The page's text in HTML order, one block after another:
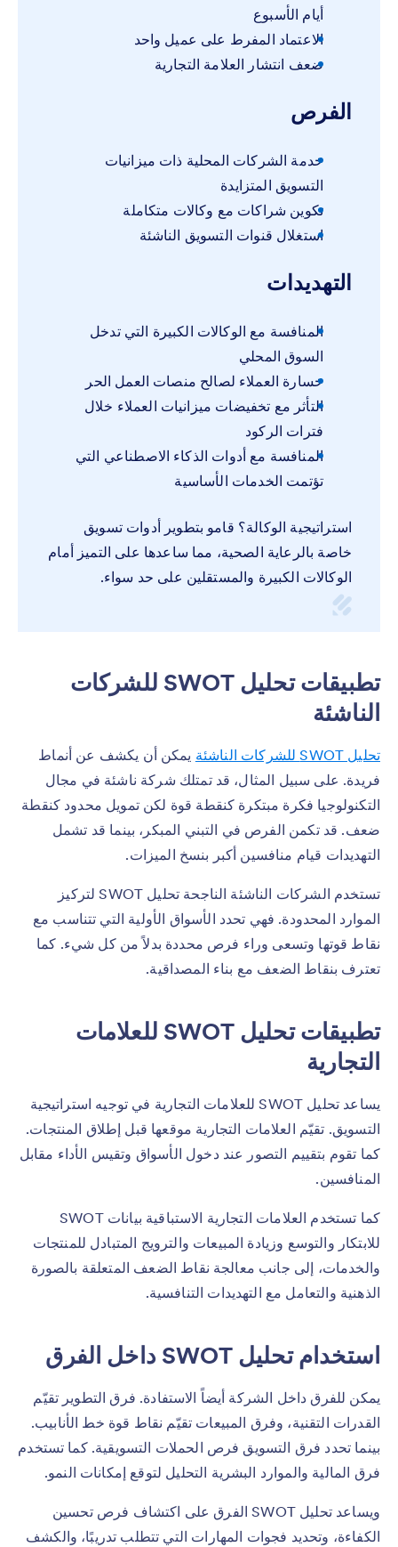
أيام الأسبوع
الاعتماد المفرط على عميل واحد
ضعف انتشار العلامة التجارية
الفرص
خدمة الشركات المحلية ذات ميزانيات
التسويق المتزايدة
تكوين شراكات مع وكالات متكاملة
استغلال قنوات التسويق الناشئة
التهديدات
المنافسة مع الوكالات الكبيرة التي تدخل
السوق المحلي
خسارة العملاء لصالح منصات العمل الحر
التأثر مع تخفيضات ميزانيات العملاء خلال
فترات الركود
المنافسة مع أدوات الذكاء الاصطناعي التي
تؤتمت الخدمات الأساسية
استراتيجية الوكالة؟ قامو بتطوير أدوات تسويق
خاصة بالرعاية الصحية، مما ساعدها على التميز أمام
الوكالات الكبيرة والمستقلين على حد سواء.
تطبيقات تحليل SWOT للشركات
الناشئة
تحليل SWOT للشركات الناشئة
يمكن أن يكشف عن أنماط
فريدة. على سبيل المثال، قد تمتلك شركة ناشئة في مجال
التكنولوجيا فكرة مبتكرة كنقطة قوة لكن تمويل محدود كنقطة
ضعف. قد تكمن الفرص في التبني المبكر، بينما قد تشمل
التهديدات قيام منافسين أكبر بنسخ الميزات.
تستخدم الشركات الناشئة الناجحة تحليل SWOT لتركيز
الموارد المحدودة. فهي تحدد الأسواق الأولية التي تتناسب مع
نقاط قوتها وتسعى وراء فرص محددة بدلاً من كل شيء. كما
تعترف بنقاط الضعف مع بناء المصداقية.
تطبيقات تحليل SWOT للعلامات
التجارية
يساعد تحليل SWOT للعلامات التجارية في توجيه استراتيجية
التسويق. تقيّم العلامات التجارية موقعها قبل إطلاق المنتجات.
كما تقوم بتقييم التصور عند دخول الأسواق وتقيس الأداء مقابل
المنافسين.
كما تستخدم العلامات التجارية الاستباقية بيانات SWOT
للابتكار والتوسع وزيادة المبيعات والترويج المتبادل للمنتجات
والخدمات، إلى جانب معالجة نقاط الضعف المتعلقة بالصورة
الذهنية والتعامل مع التهديدات التنافسية.
استخدام تحليل SWOT داخل الفرق
يمكن للفرق داخل الشركة أيضاً الاستفادة. فرق التطوير تقيّم
القدرات التقنية، وفرق المبيعات تقيّم نقاط قوة خط الأنابيب.
بينما تحدد فرق التسويق فرص الحملات التسويقية. كما تستخدم
فرق المالية والموارد البشرية التحليل لتوقع إمكانات النمو.
ويساعد تحليل SWOT الفرق على اكتشاف فرص تحسين
الكفاءة، وتحديد فجوات المهارات التي تتطلب تدريبًا، والكشف